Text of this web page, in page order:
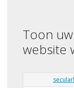
Toon
website